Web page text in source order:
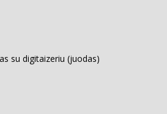
su digitaizeriu (juodas)